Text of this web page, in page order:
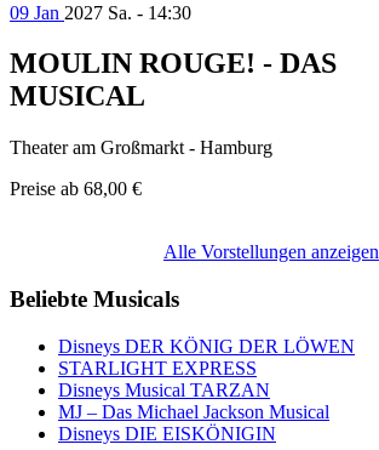
09 Jan 2027 Sa. - 14:30
MOULIN ROUGE! - DAS
MUSICAL
Theater am Großmarkt - Hamburg
Preise ab 68,00 €
Alle Vorstellungen anzeigen
Beliebte Musicals
Disneys DER KÖNIG DER LÖWEN
STARLIGHT EXPRESS
Disneys Musical TARZAN
MJ – Das Michael Jackson Musical
Disneys DIE EISKÖNIGIN